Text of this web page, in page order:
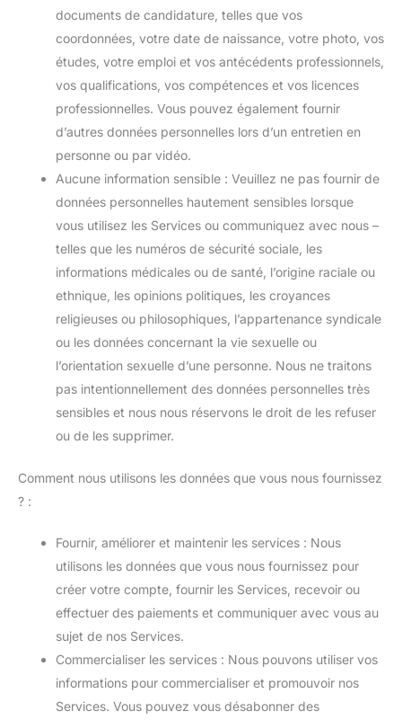
documents de candidature, telles que vos
coordonnées, votre date de naissance, votre photo, vos
études, votre emploi et vos antécédents professionnels,
vos qualifications, vos compétences et vos licences
professionnelles. Vous pouvez également fournir
d’autres données personnelles lors d’un entretien en
personne ou par vidéo.
Aucune information sensible : Veuillez ne pas fournir de
données personnelles hautement sensibles lorsque
vous utilisez les Services ou communiquez avec nous –
telles que les numéros de sécurité sociale, les
informations médicales ou de santé, l’origine raciale ou
ethnique, les opinions politiques, les croyances
religieuses ou philosophiques, l’appartenance syndicale
ou les données concernant la vie sexuelle ou
l’orientation sexuelle d’une personne. Nous ne traitons
pas intentionnellement des données personnelles très
sensibles et nous nous réservons le droit de les refuser
ou de les supprimer.
Comment nous utilisons les données que vous nous fournissez
? :
Fournir, améliorer et maintenir les services : Nous
utilisons les données que vous nous fournissez pour
créer votre compte, fournir les Services, recevoir ou
effectuer des paiements et communiquer avec vous au
sujet de nos Services.
Commercialiser les services : Nous pouvons utiliser vos
informations pour commercialiser et promouvoir nos
Services. Vous pouvez vous désabonner des